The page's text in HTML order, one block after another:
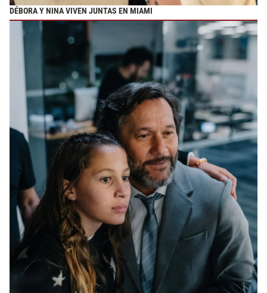
DÉBORA Y NINA VIVEN JUNTAS EN MIAMI